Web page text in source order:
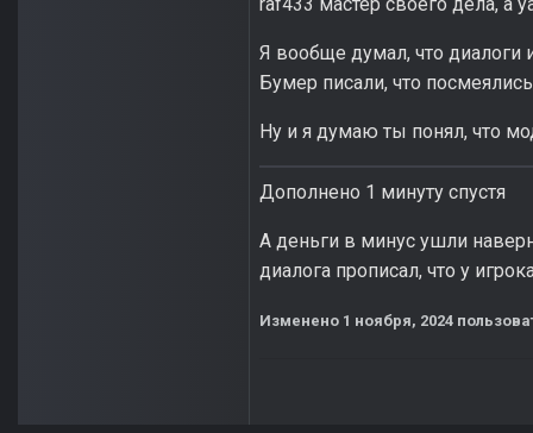
Я вообще думал, что
Бумер писали, что
Ну и я думаю ты понял, что
Дополнено 1 минуту спустя
А деньги в минус ушли
диалога прописал, что у
Изменено 1 ноября, 2024